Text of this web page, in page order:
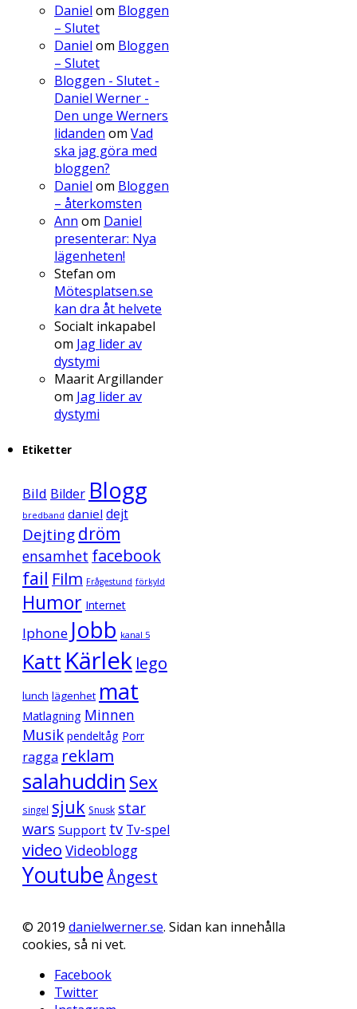
Daniel om Bloggen
– Slutet
Daniel om Bloggen
– Slutet
Bloggen - Slutet -
Daniel Werner -
Den unge Werners
lidanden om Vad
ska jag göra med
bloggen?
Daniel om Bloggen
– återkomsten
Ann om Daniel
presenterar: Nya
lägenheten!
Stefan om
Mötesplatsen.se
kan dra åt helvete
Socialt inkapabel
om Jag lider av
dystymi
Maarit Argillander
om Jag lider av
dystymi
Etiketter
Bild Bilder Blogg
bredband daniel dejt
Dejtingdröm
ensamhet facebook
fail Film Frågestund förkyld
Humor Internet
Iphone Jobb kanal 5
Katt Kärlek lego
lunch lägenhet mat
Matlagning Minnen
Musik pendeltåg Porr
ragga reklam
salahuddin Sex
singel sjuk Snusk star
wars Support tv Tv-spel
video Videoblogg
YoutubeÅngest
© 2019 danielwerner.se. Sidan kan innehålla
cookies, så ni vet.
Facebook
Twitter